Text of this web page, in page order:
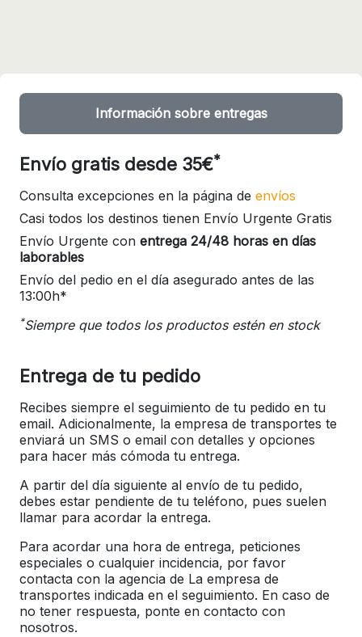
Información sobre entregas
Envío gratis desde 35€*
Consulta excepciones en la página de envíos
Casi todos los destinos tienen Envío Urgente Gratis
Envío Urgente con entrega 24/48 horas en días
laborables
Envío del pedio en el día asegurado antes de las
13:00h*
*Siempre que todos los productos estén en stock
Entrega de tu pedido
Recibes siempre el seguimiento de tu pedido en tu
email. Adicionalmente, la empresa de transportes te
enviará un SMS o email con detalles y opciones
para hacer más cómoda tu entrega.
A partir del día siguiente al envío de tu pedido,
debes estar pendiente de tu teléfono, pues suelen
llamar para acordar la entrega.
Para acordar una hora de entrega, peticiones
especiales o cualquier incidencia, por favor
contacta con la agencia de La empresa de
transportes indicada en el seguimiento. En caso de
no tener respuesta, ponte en contacto con
nosotros.